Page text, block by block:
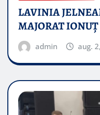
LAVINIA
MAJORAT IONUŢ
admin aug.